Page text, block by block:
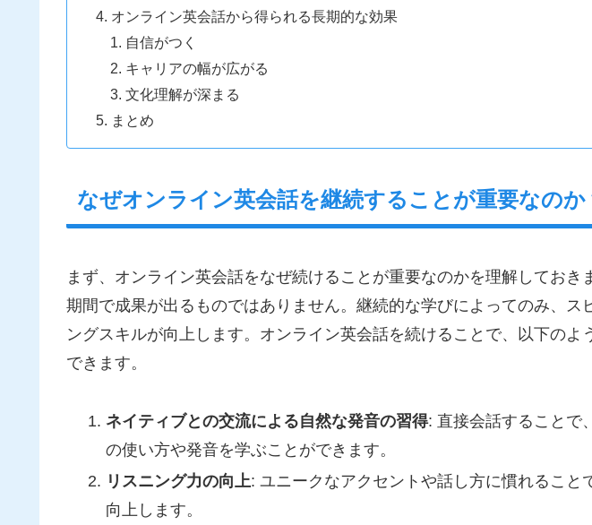
オンライン英会話から得られる長期的な効果
自信がつく
キャリアの幅が広がる
文化理解が深まる
まとめ
なぜオンライン英会話を継続することが重要なのか
まず、オンライン英会話をなぜ続けることが重要なのかを理解しておき
期間で成果が出るものではありません。継続的な学びによってのみ、ス
ングスキルが向上します。オンライン英会話を続けることで、以下のよ
できます。
ネイティブとの交流による自然な発音の習得: 直接会話することで
の使い方や発音を学ぶことができます。
リスニング力の向上: ユニークなアクセントや話し方に慣れること
向上します。